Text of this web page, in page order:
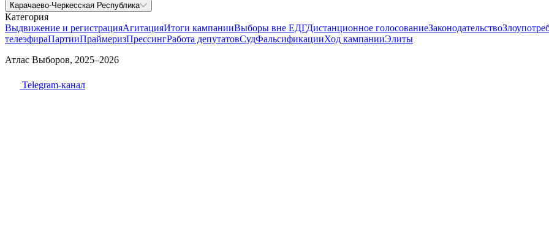
Карачаево-Черкесская Республика
Категория
Выдвижение и регистрацияАгитацияИтоги кампанииВыборы вне ЕДГДистанционное голосованиеЗаконодательство
телеэфираПартииПраймеризПрессингРабота депутатовСудФальсификацииХод кампанииЭлиты
Атлас Выборов, 2025–2026
Telegram-канал